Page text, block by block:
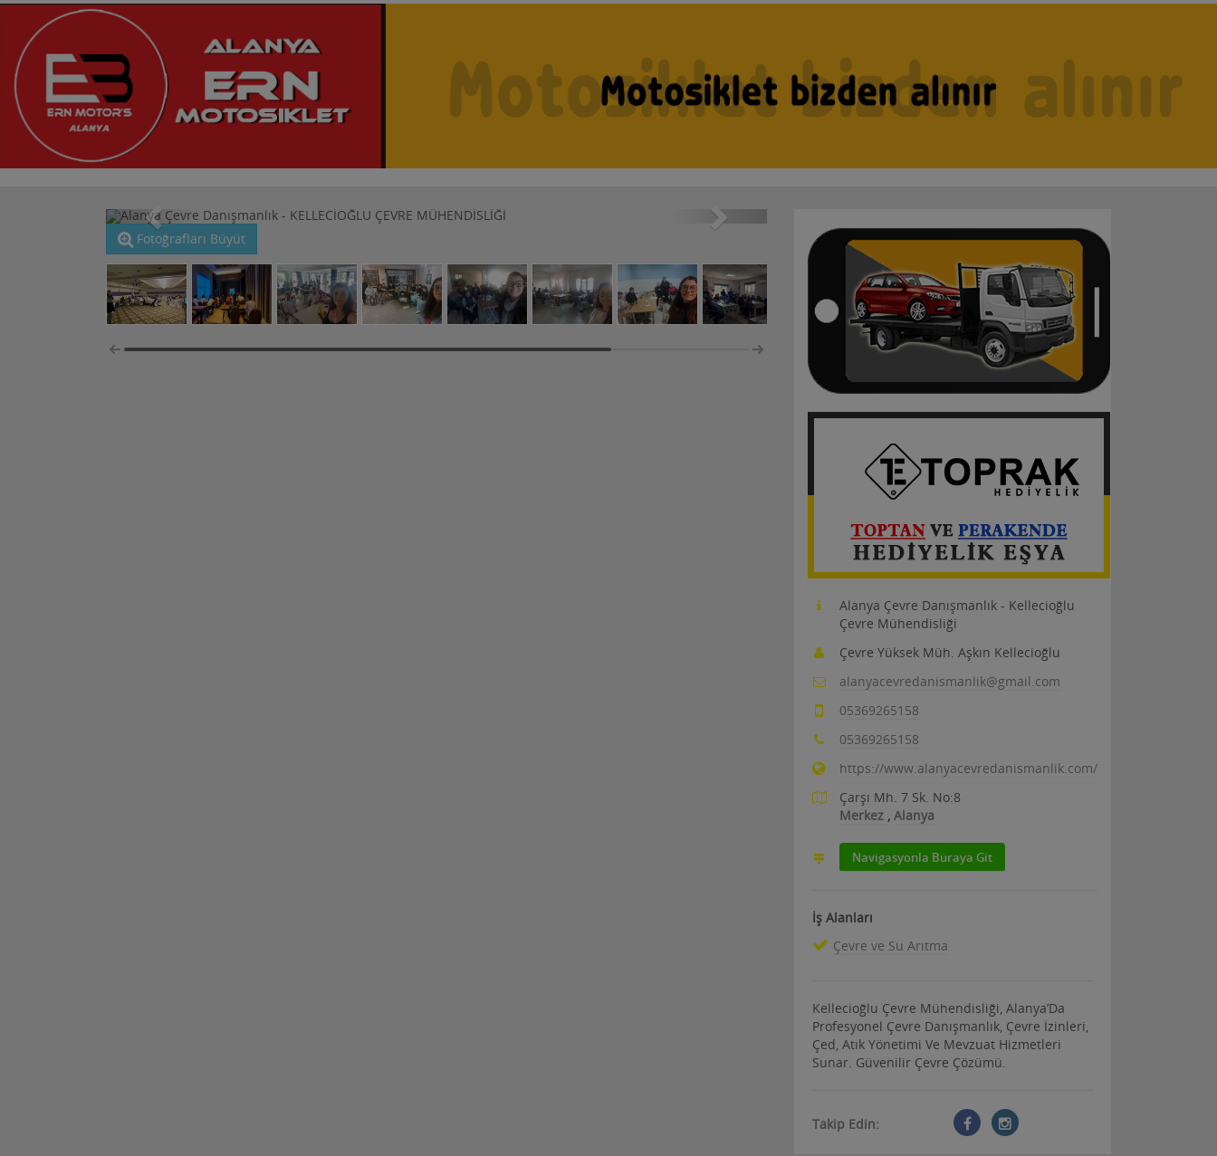
Fotoğrafları Büyüt
Alanya Çevre Danışmanlık - Kellecioğlu
Çevre Mühendisliği
Çevre Yüksek Müh. Aşkın Kellecioğlu
alanyacevredanismanlik@gmail.com
05369265158
05369265158
https://www.alanyacevredanismanlik.com/
Çarşı Mh. 7 Sk. No:8
Merkez , Alanya
Navigasyonla Buraya Git
İş Alanları
Çevre ve Su Arıtma
Kellecioğlu Çevre Mühendisliği, Alanya’Da
Profesyonel Çevre Danışmanlık, Çevre İzinleri,
Çed, Atık Yönetimi Ve Mevzuat Hizmetleri
Sunar. Güvenilir Çevre Çözümü.
Takip Edin: